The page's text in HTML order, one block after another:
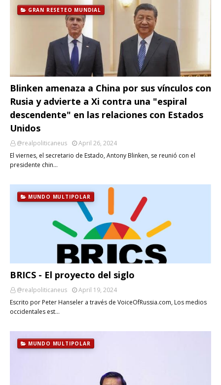
GRAN RESETEO MUNDIAL
Blinken amenaza a China por sus vínculos con
Rusia y advierte a Xi contra una "espiral
descendente" en las relaciones con Estados
Unidos
@realpoliticaneus
April 26, 2024
El viernes, el secretario de Estado, Antony Blinken, se reunió con el
presidente chin…
MUNDO MULTIPOLAR
BRICS - El proyecto del siglo
@realpoliticaneus
April 19, 2024
Escrito por Peter Hanseler a través de VoiceOfRussia.com, Los medios
occidentales est…
MUNDO MULTIPOLAR